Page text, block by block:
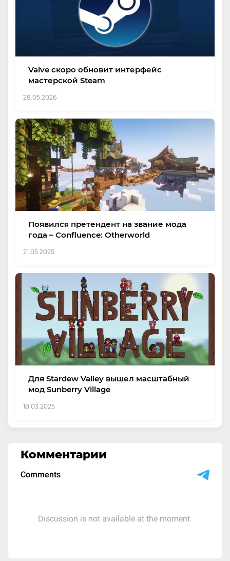
Valve скоро обновит интерфейс
мастерской Steam
28.05.2026
Появился претендент на звание мода
года – Confluence: Otherworld
21.05.2025
Для Stardew Valley вышел масштабный
мод Sunberry Village
18.03.2025
Комментарии